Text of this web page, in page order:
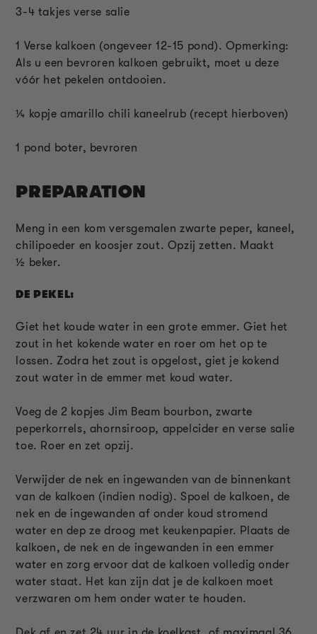
3-4 takjes verse salie
1 Verse kalkoen (ongeveer 12-15 pond). Opmerking:
Als u een bevroren kalkoen gebruikt, moet u deze
vóór het pekelen ontdooien.
¼ kopje amarillo chili kaneelrub (recept hierboven)
1 pond boter, bevroren
PREPARATION
Meng in een kom versgemalen zwarte peper, kaneel,
chilipoeder en koosjer zout. Opzij zetten. Maakt
½ beker.
DE PEKEL:
Giet het koude water in een grote emmer. Giet het
zout in het kokende water en roer om het op te
lossen. Zodra het zout is opgelost, giet je kokend
zout water in de emmer met koud water.
Voeg de 2 kopjes Jim Beam bourbon, zwarte
peperkorrels, ahornsiroop, appelcider en verse salie
toe. Roer en zet opzij.
Verwijder de nek en ingewanden van de binnenkant
van de kalkoen (indien nodig). Spoel de kalkoen, de
nek en de ingewanden af onder koud stromend
water en dep ze droog met keukenpapier. Plaats de
kalkoen, de nek en de ingewanden in een emmer
water en zorg ervoor dat de kalkoen volledig onder
water staat. Het kan zijn dat je de kalkoen moet
verzwaren om hem onder water te houden.